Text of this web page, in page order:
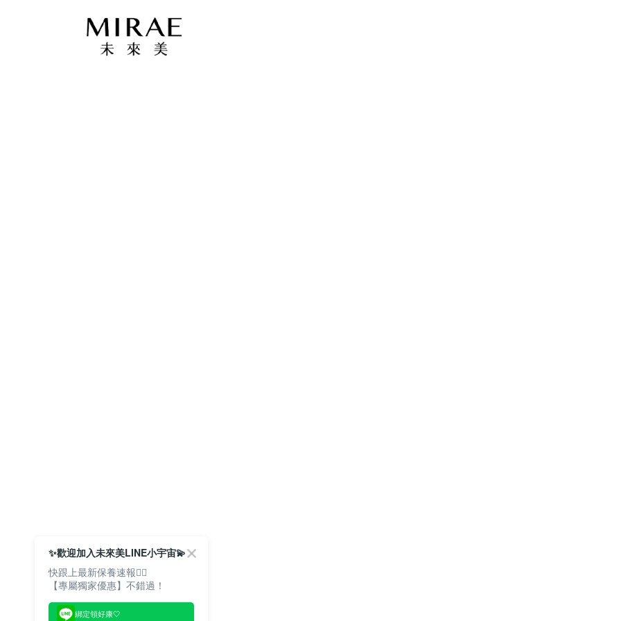
✨歡迎加入未來美LINE小宇宙💫
快跟上最新保養速報🙋‍♀️
【專屬獨家優惠】不錯過！
綁定領好康🤍